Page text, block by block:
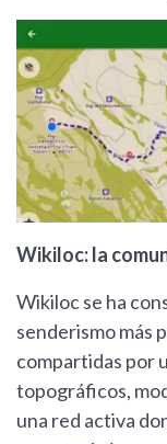
Wikiloc: la
Wikiloc se ha
senderismo más
compartidas por
topográficos,
una red activa